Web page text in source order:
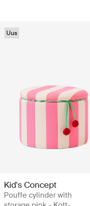
Uus
Kid's Concept
Pouffe cylinder with